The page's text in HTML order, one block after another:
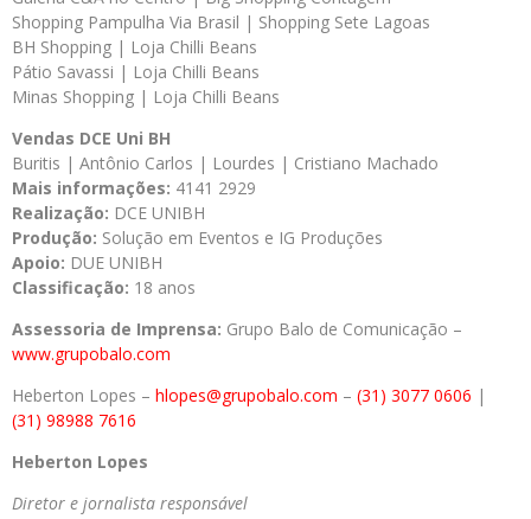
Shopping Pampulha Via Brasil | Shopping Sete Lagoas
BH Shopping | Loja Chilli Beans
Pátio Savassi | Loja Chilli Beans
Minas Shopping | Loja Chilli Beans
Vendas DCE Uni BH
Buritis | Antônio Carlos | Lourdes | Cristiano Machado
Mais informações: 4141 2929
Realização: DCE UNIBH
Produção: Solução em Eventos e IG Produções
Apoio: DUE UNIBH
Classificação: 18 anos
Assessoria de Imprensa: Grupo Balo de Comunicação –
www.grupobalo.com
Heberton Lopes – hlopes@grupobalo.com – (31) 3077 0606 |
(31) 98988 7616
Heberton Lopes
Diretor e jornalista responsável